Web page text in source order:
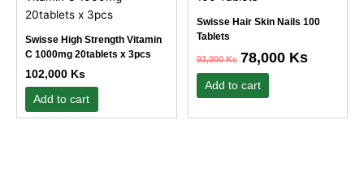
Swisse High Strength Vitamin
C 1000mg 20tablets x 3pcs
102,000 Ks
Add to cart
has
variants.
options
be
Swisse Hair Skin Nails 100
Tablets
93,000Ks
was:
93,000 Ks.
78,000 Ks
78,000 Ks.
Add to cart